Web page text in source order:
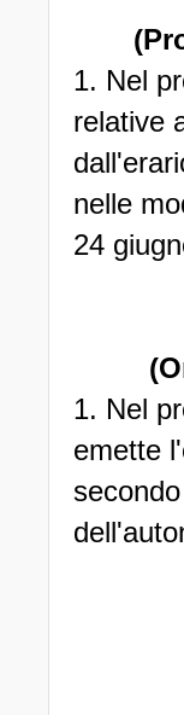
1. Nel
relative
nelle
24
1. Nel
emette